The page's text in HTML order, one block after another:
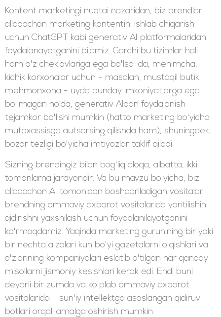
Kontent marketingi nuqtai nazaridan, biz brendlar
allaqachon marketing kontentini ishlab chiqarish
uchun ChatGPT kabi generativ AI platformalaridan
foydalanayotganini bilamiz. Garchi bu tizimlar hali
ham o'z cheklovlariga ega bo'lsa-da, menimcha,
kichik korxonalar uchun - masalan, mustaqil butik
mehmonxona - uyda bunday imkoniyatlarga ega
bo'lmagan holda, generativ AIdan foydalanish
tejamkor bo'lishi mumkin (hatto marketing bo'yicha
mutaxassisga autsorsing qilishda ham), shuningdek,
bozor tezligi bo'yicha imtiyozlar taklif qiladi.
Sizning brendingiz bilan bog'liq aloqa, albatta, ikki
tomonlama jarayondir. Va bu mavzu bo'yicha, biz
allaqachon AI tomonidan boshqariladigan vositalar
brendning ommaviy axborot vositalarida yoritilishini
qidirishni yaxshilash uchun foydalanilayotganini
ko'rmoqdamiz. Yaqinda marketing guruhining bir yoki
bir nechta a'zolari kun bo'yi gazetalarni o'qishlari va
o'zlarining kompaniyalari eslatib o'tilgan har qanday
misollarni jismoniy kesishlari kerak edi. Endi buni
deyarli bir zumda va ko'plab ommaviy axborot
vositalarida - sun'iy intellektga asoslangan qidiruv
botlari orqali amalga oshirish mumkin.